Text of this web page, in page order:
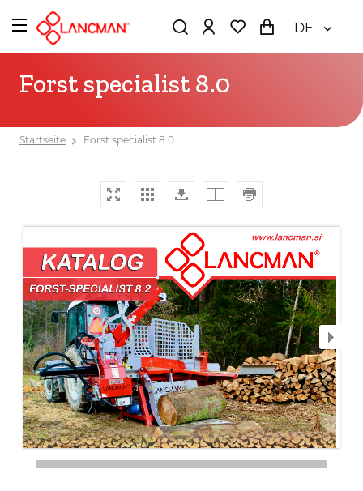
DE
Forst specialist 8.0
Startseite Forst specialist 8.0